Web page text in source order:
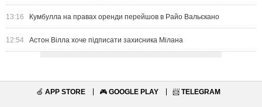
13:16 Кумбулла на правах оренди перейшов в Райо Вальєкано
12:54 Астон Вілла хоче підписати захисника Мілана
🍏 APP STORE 🎮 GOOGLE PLAY 📨 TELEGRAM